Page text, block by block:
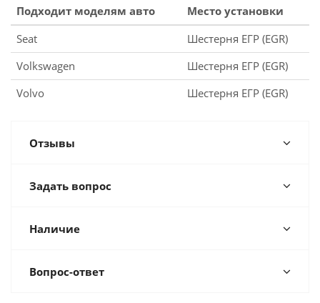
Подходит моделям авто
Место установки
Seat
Шестерня ЕГР (EGR)
Volkswagen
Шестерня ЕГР (EGR)
Volvo
Шестерня ЕГР (EGR)
Отзывы
Задать вопрос
Наличие
Вопрос-ответ